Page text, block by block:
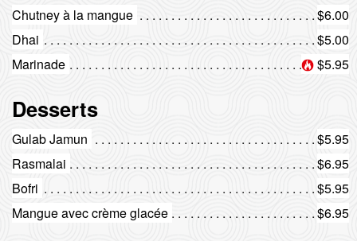
Chutney à la mangue
$6.00
Dhai
$5.00
Marinade
$5.95
Desserts
Gulab Jamun
$5.95
Rasmalai
$6.95
Bofri
$5.95
Mangue avec crème glacée
$6.95